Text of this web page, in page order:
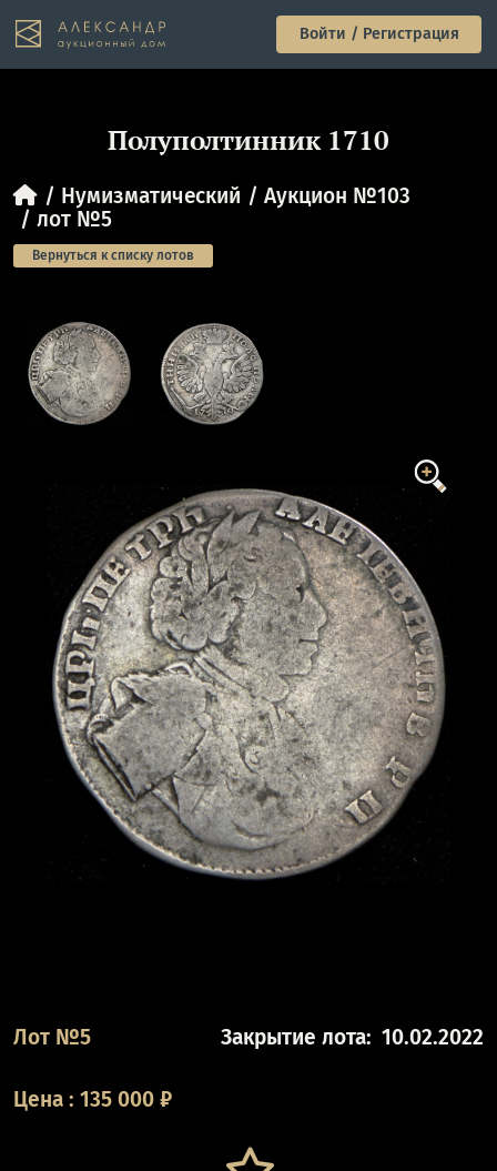
Войти / Регистрация
Полуполтинник 1710
Нумизматический
Аукцион №103
лот №5
Вернуться к списку лотов
Лот №5 Закрытие лота: 10.02.2022
Цена : 135 000 ₽